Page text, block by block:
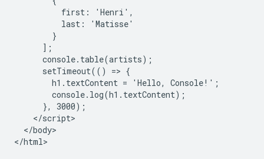
first: 'Henri',
last: 'Matisse'
}
];
console.table(artists);
setTimeout(() => {
h1.textContent = 'Hello, Console!';
console.log(h1.textContent);
}, 3000);
</script>
</body>